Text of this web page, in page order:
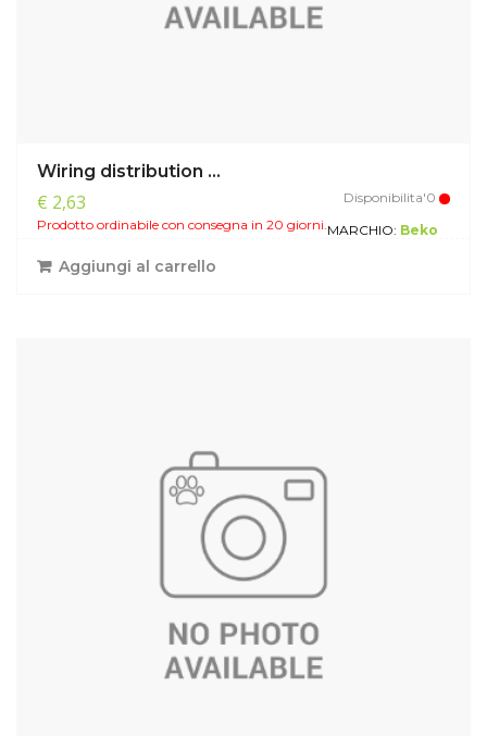
Wiring distribution ...
€ 2,63
Disponibilita'0
Prodotto ordinabile con consegna in 20 giorni.MARCHIO: Beko
Aggiungi al carrello